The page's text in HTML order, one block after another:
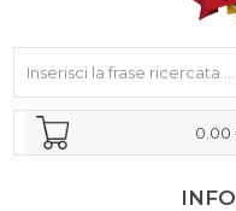
0.00